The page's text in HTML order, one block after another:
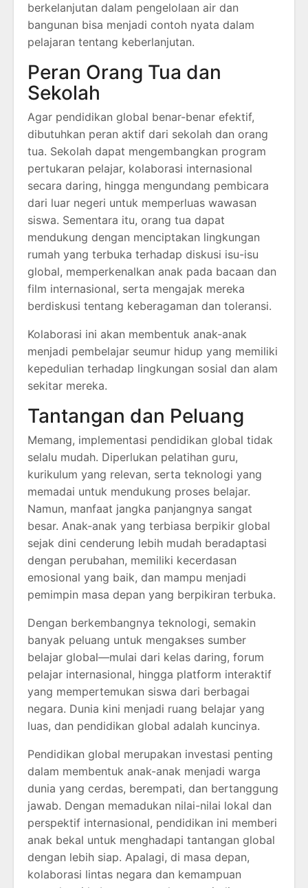
berkelanjutan dalam pengelolaan air dan
bangunan bisa menjadi contoh nyata dalam
pelajaran tentang keberlanjutan.
Peran Orang Tua dan
Sekolah
Agar pendidikan global benar-benar efektif,
dibutuhkan peran aktif dari sekolah dan orang
tua. Sekolah dapat mengembangkan program
pertukaran pelajar, kolaborasi internasional
secara daring, hingga mengundang pembicara
dari luar negeri untuk memperluas wawasan
siswa. Sementara itu, orang tua dapat
mendukung dengan menciptakan lingkungan
rumah yang terbuka terhadap diskusi isu-isu
global, memperkenalkan anak pada bacaan dan
film internasional, serta mengajak mereka
berdiskusi tentang keberagaman dan toleransi.
Kolaborasi ini akan membentuk anak-anak
menjadi pembelajar seumur hidup yang memiliki
kepedulian terhadap lingkungan sosial dan alam
sekitar mereka.
Tantangan dan Peluang
Memang, implementasi pendidikan global tidak
selalu mudah. Diperlukan pelatihan guru,
kurikulum yang relevan, serta teknologi yang
memadai untuk mendukung proses belajar.
Namun, manfaat jangka panjangnya sangat
besar. Anak-anak yang terbiasa berpikir global
sejak dini cenderung lebih mudah beradaptasi
dengan perubahan, memiliki kecerdasan
emosional yang baik, dan mampu menjadi
pemimpin masa depan yang berpikiran terbuka.
Dengan berkembangnya teknologi, semakin
banyak peluang untuk mengakses sumber
belajar global—mulai dari kelas daring, forum
pelajar internasional, hingga platform interaktif
yang mempertemukan siswa dari berbagai
negara. Dunia kini menjadi ruang belajar yang
luas, dan pendidikan global adalah kuncinya.
Pendidikan global merupakan investasi penting
dalam membentuk anak-anak menjadi warga
dunia yang cerdas, berempati, dan bertanggung
jawab. Dengan memadukan nilai-nilai lokal dan
perspektif internasional, pendidikan ini memberi
anak bekal untuk menghadapi tantangan global
dengan lebih siap. Apalagi, di masa depan,
kolaborasi lintas negara dan kemampuan